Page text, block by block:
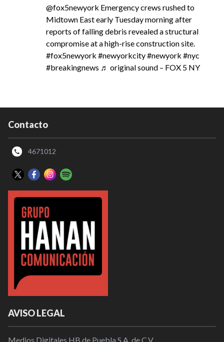
@fox5newyork Emergency crews rushed to
Midtown East early Tuesday morning after
reports of falling debris revealed a structural
compromise at a high-rise construction site.
#fox5newyork #newyorkcity#newyork #nyc
#breakingnews ♬ original sound – FOX 5 NY
Contacto
4671012
AVISO LEGAL
Medios Digitales HB de Puebla S.A. de C.V.